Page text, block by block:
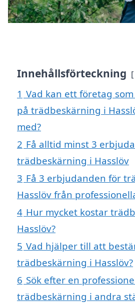
Innehållsförteckning
1 Vad kan ett företag
på trädbeskärning i
med?
2 Få alltid minst 3
trädbeskärning i Hasslöv
3 Få 3 erbjudanden för
Hasslöv från
4 Hur mycket kostar
Hasslöv?
5 Vad hjälper till att
trädbeskärning i Hasslöv?
6 Sök efter en
trädbeskärning i andra